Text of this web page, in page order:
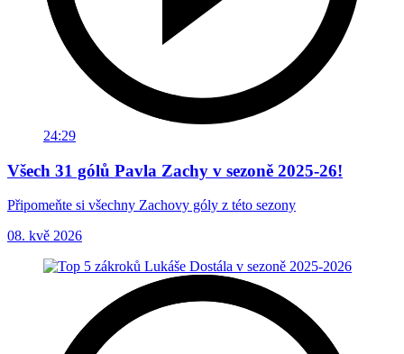
24:29
Všech 31 gólů Pavla Zachy v sezoně 2025-26!
Připomeňte si všechny Zachovy góly z této sezony
08. kvě 2026